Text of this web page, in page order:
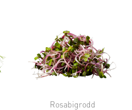
Rosabigrodd